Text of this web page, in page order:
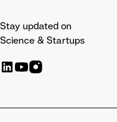
Stay updated on
Science & Startups